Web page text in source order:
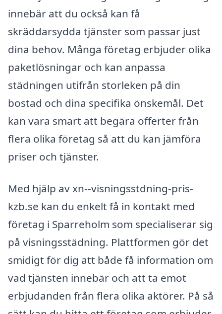
innebär att du också kan få
skräddarsydda tjänster som passar just
dina behov. Många företag erbjuder olika
paketlösningar och kan anpassa
städningen utifrån storleken på din
bostad och dina specifika önskemål. Det
kan vara smart att begära offerter från
flera olika företag så att du kan jämföra
priser och tjänster.
Med hjälp av xn--visningsstdning-pris-
kzb.se kan du enkelt få in kontakt med
företag i Sparreholm som specialiserar sig
på visningsstädning. Plattformen gör det
smidigt för dig att både få information om
vad tjänsten innebär och att ta emot
erbjudanden från flera olika aktörer. På så